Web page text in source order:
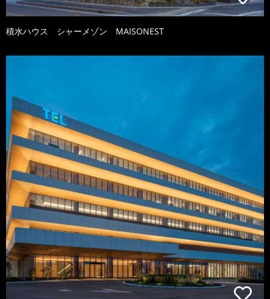
積水ハウス シャーメゾン MAISONEST